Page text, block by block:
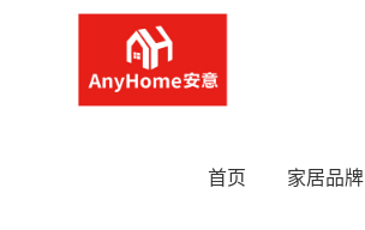
首页 家居品牌